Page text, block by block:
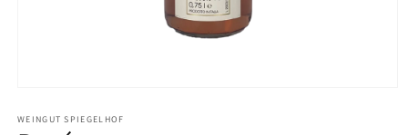
in
WEINGUT SPIEGELHOF